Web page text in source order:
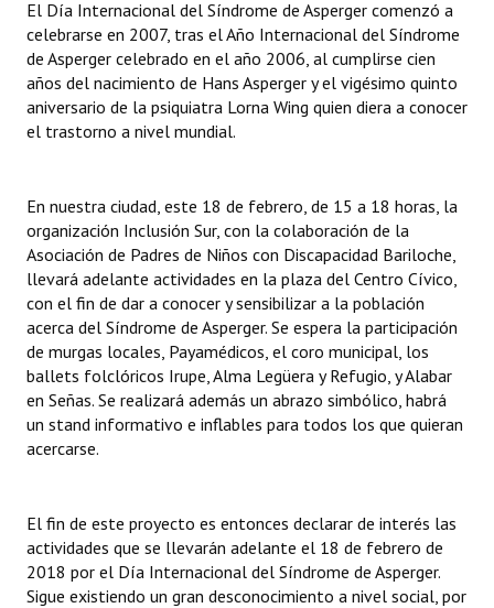
El Día Internacional del Síndrome de Asperger comenzó a
celebrarse en 2007, tras el Año Internacional del Síndrome
de Asperger celebrado en el año 2006, al cumplirse cien
años del nacimiento de Hans Asperger y el vigésimo quinto
aniversario de la psiquiatra Lorna Wing quien diera a conocer
el trastorno a nivel mundial.
En nuestra ciudad, este 18 de febrero, de 15 a 18 horas, la
organización Inclusión Sur, con la colaboración de la
Asociación de Padres de Niños con Discapacidad Bariloche,
llevará adelante actividades en la plaza del Centro Cívico,
con el fin de dar a conocer y sensibilizar a la población
acerca del Síndrome de Asperger. Se espera la participación
de murgas locales, Payamédicos, el coro municipal, los
ballets folclóricos Irupe, Alma Legüera y Refugio, y Alabar
en Señas. Se realizará además un abrazo simbólico, habrá
un stand informativo e inflables para todos los que quieran
acercarse.
El fin de este proyecto es entonces declarar de interés las
actividades que se llevarán adelante el 18 de febrero de
2018 por el Día Internacional del Síndrome de Asperger.
Sigue existiendo un gran desconocimiento a nivel social, por